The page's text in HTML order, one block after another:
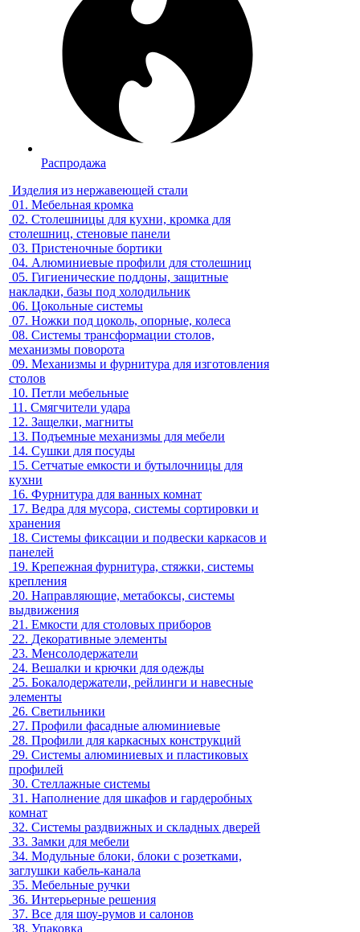
Распродажа
Изделия из нержавеющей стали
01. Мебельная кромка
02. Столешницы для кухни, кромка для
столешниц, стеновые панели
03. Пристеночные бортики
04. Алюминиевые профили для столешниц
05. Гигиенические поддоны, защитные
накладки, базы под холодильник
06. Цокольные системы
07. Ножки под цоколь, опорные, колеса
08. Системы трансформации столов,
механизмы поворота
09. Механизмы и фурнитура для изготовления
столов
10. Петли мебельные
11. Смягчители удара
12. Защелки, магниты
13. Подъемные механизмы для мебели
14. Сушки для посуды
15. Сетчатые емкости и бутылочницы для
кухни
16. Фурнитура для ванных комнат
17. Ведра для мусора, системы сортировки и
хранения
18. Системы фиксации и подвески каркасов и
панелей
19. Крепежная фурнитура, стяжки, системы
крепления
20. Направляющие, метабоксы, системы
выдвижения
21. Емкости для столовых приборов
22. Декоративные элементы
23. Менсолодержатели
24. Вешалки и крючки для одежды
25. Бокалодержатели, рейлинги и навесные
элементы
26. Светильники
27. Профили фасадные алюминиевые
28. Профили для каркасных конструкций
29. Системы алюминиевых и пластиковых
профилей
30. Стеллажные системы
31. Наполнение для шкафов и гардеробных
комнат
32. Системы раздвижных и складных дверей
33. Замки для мебели
34. Модульные блоки, блоки с розетками,
заглушки кабель-канала
35. Мебельные ручки
36. Интерьерные решения
37. Все для шоу-румов и салонов
38. Упаковка